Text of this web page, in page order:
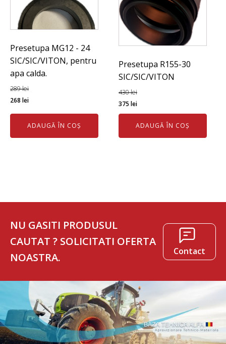
Presetupa MG12 - 24
SIC/SIC/VITON, pentru
apa calda.
289lei
Prețul
inițial
fost:
268 leiPrețul
curent
este:
268 lei.
ADAUGĂ ÎN COȘ
Presetupa R155-30
SIC/SIC/VITON
430lei
Prețul
inițial
fost:
375leiPrețul
curent
este:
375 lei.
ADAUGĂ ÎN COȘ
NU GASITI PRODUSUL
CAUTAT ? SOLICITATI OFERTA
NOASTRA.
Contact